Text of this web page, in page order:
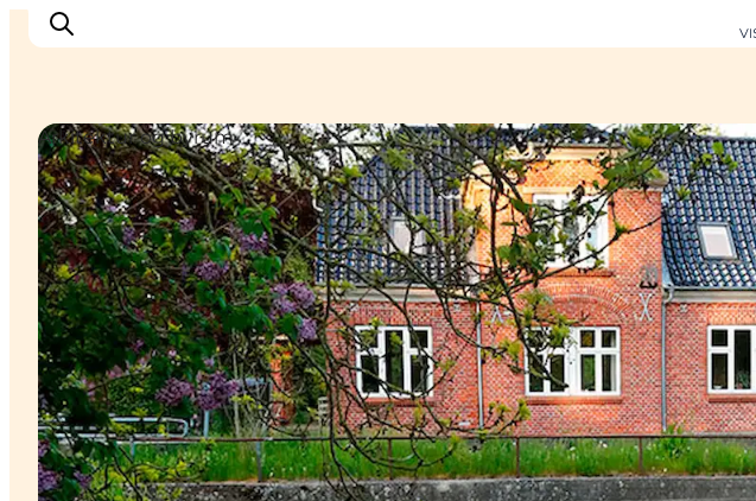
Oplev Nyborg
Outdoor
Det sker i Nyborg
Sprogø
Planlæg din tur
Book & køb
Arkitektur og byrum